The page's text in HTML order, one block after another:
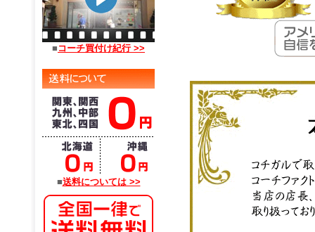
■ コーチ買付け紀行 >>
■送料については >>